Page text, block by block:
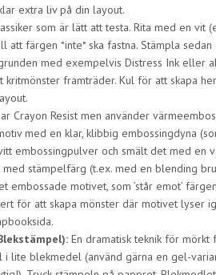
extra liv på din layout.
som är lätt att testa. Rita med en vit
att färgen *inte* ska fastna. Stämpla
med exempelvis Distress Ink eller
kritmönster framträder. Kul för att skapa
Crayon Resist men använder
med en klar, klibbig embossingdyna
embossingpulver och smält det med en
med stämpelfärg (t.ex. med en blending
embossade motivet, som ’står emot’
för att skapa mönster där motivet lyser
En dramatisk teknik för mörkt
i lite blekmedel (använd gärna en gel-